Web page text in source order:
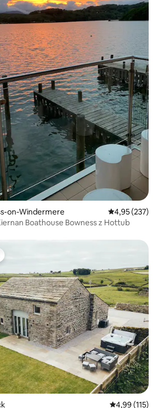
on-Windermere Średnia
4,95 (237)
Kiernan Boathouse Bowness z Hottub
z kategorii Wybór gości
Średnia
4,99 (115)